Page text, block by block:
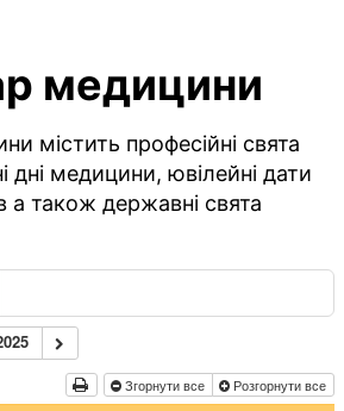
медицини
містить професійні свята
дні медицини, ювілейні дати
а також державні свята
Згорнути все Розгорнути все